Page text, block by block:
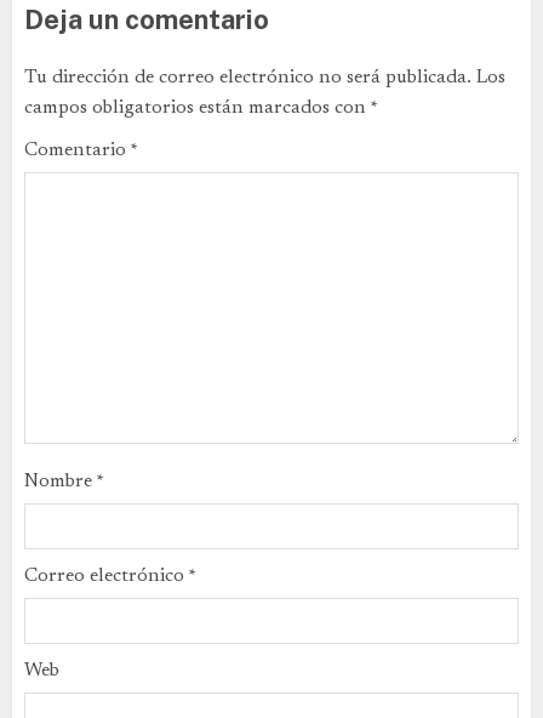
Deja un comentario
Tu dirección de correo electrónico no será publicada. Los
campos obligatorios están marcados con *
Comentario *
Nombre *
Correo electrónico *
Web